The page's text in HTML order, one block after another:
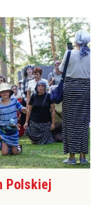
Polskiej